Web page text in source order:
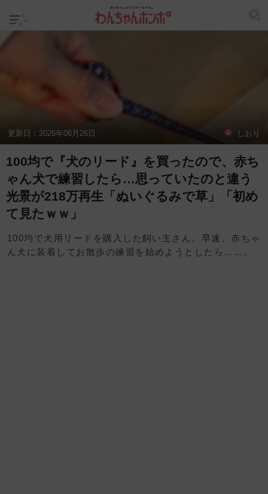
更新日： 2026年06月26日 しおり
100均で『犬のリード』を買ったので、赤ち
ゃん犬で練習したら…思っていたのと違う
光景が218万再生「ぬいぐるみで草」「初め
て見たｗｗ」
100均で犬用リードを購入した飼い主さん。早速、赤ちゃ
ん犬に装着してお散歩の練習を始めようとしたら……。